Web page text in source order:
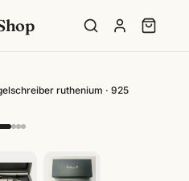
ruthenium · 925